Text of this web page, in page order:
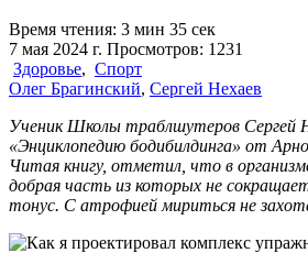
Время чтения: 3 мин 35 сек
7 мая 2024 г. Просмотров: 1231
Здоровье, Спорт
Олег Брагинский, Сергей Нехаев
Ученик Школы траблшутеров Сергей
«Энциклопедию бодибилдинга» от
Читая книгу, отметил, что в
добрая часть из которых не
тонус. С атрофией мириться не